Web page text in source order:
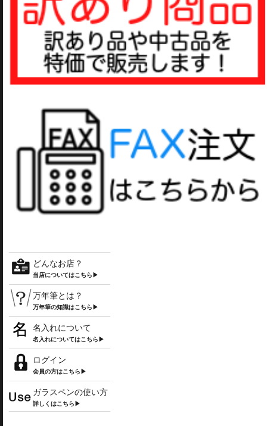
どんなお店？
当店についてはこちら▶
万年筆とは？
万年筆の知識はこちら▶
名入れについて
名入れについてはこちら▶
ログイン
会員の方はこちら▶
ガラスペンの使い方
詳しくはこちら▶